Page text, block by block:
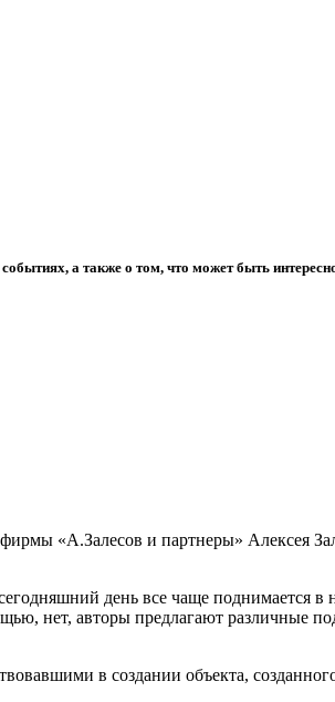
а также о том, что может быть
«А.Залесов и партнеры» Алексея
день все чаще поднимается в
нет, авторы предлагают различные
в создании объекта,